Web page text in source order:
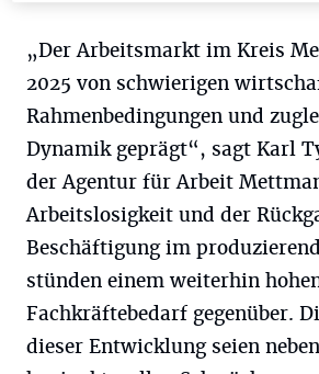
„Der Arbeitsmarkt im Kreis
2025 von schwierigen
Rahmenbedingungen und
Dynamik geprägt“, sagt Karl
der Agentur für Arbeit
Arbeitslosigkeit und der
Beschäftigung im
stünden einem weiterhin
Fachkräftebedarf gegenüber.
dieser Entwicklung seien